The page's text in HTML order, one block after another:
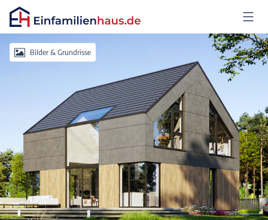
AnmeldenBilder & Grundrisse